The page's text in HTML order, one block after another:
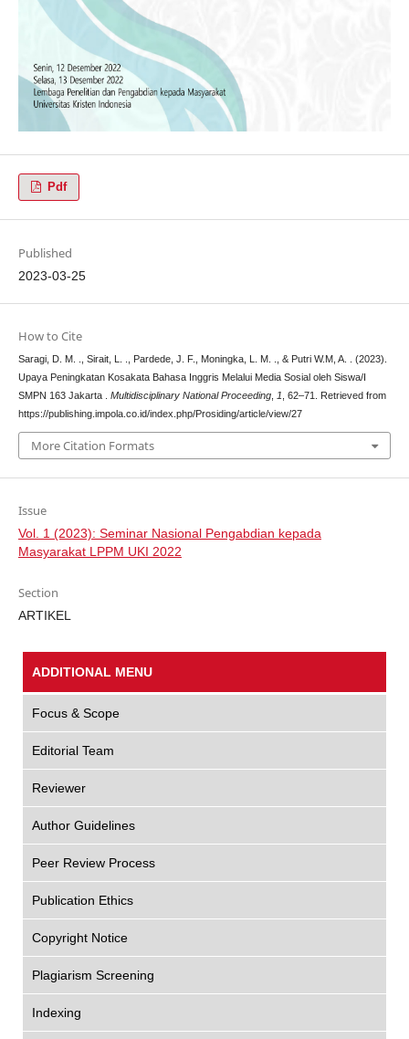
Pdf
Published
2023-03-25
How to Cite
Saragi, D. M. ., Sirait, L. ., Pardede, J. F., Moningka, L. M. ., & Putri W.M, A. . (2023).
Upaya Peningkatan Kosakata Bahasa Inggris Melalui Media Sosial oleh Siswa/I
SMPN 163 Jakarta . Multidisciplinary National Proceeding, 1 , 62–71. Retrieved from
https://publishing.impola.co.id/index.php/Prosiding/article/view/27
More Citation Formats
Issue
Vol. 1 (2023): Seminar Nasional Pengabdian kepada
Masyarakat LPPM UKI 2022
Section
ARTIKEL
ADDITIONAL MENU
Focus & Scope
Editorial Team
Reviewer
Author Guidelines
Peer Review Process
Publication Ethics
Copyright Notice
Plagiarism Screening
Indexing